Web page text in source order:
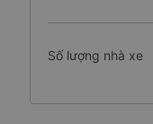
Số lượng nhà xe